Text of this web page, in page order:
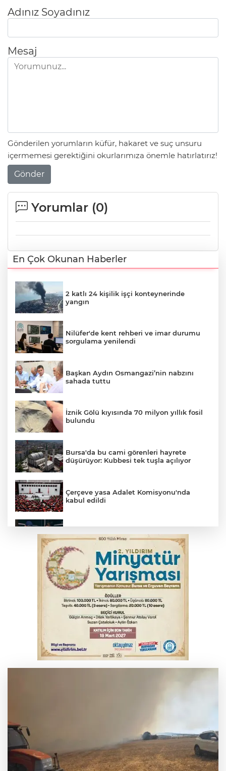
Adınız Soyadınız
Mesaj
Gönderilen yorumların küfür, hakaret ve suç unsuru
içermemesi gerektiğini okurlarımıza önemle hatırlatırız!
Gönder
Yorumlar (0)
En Çok Okunan Haberler
2 katlı 24 kişilik işçi konteynerinde
yangın
Nilüfer'de kent rehberi ve imar durumu
sorgulama yenilendi
Başkan Aydın Osmangazi’nin nabzını
sahada tuttu
İznik Gölü kıyısında 70 milyon yıllık fosil
bulundu
Bursa'da bu cami görenleri hayrete
düşürüyor: Kubbesi tek tuşla açılıyor
Çerçeve yasa Adalet Komisyonu'nda
kabul edildi
kişi tutuklandı
İnegöl’de yangın paniği! Apartmana
sıçrayan alevler söndürüldü
Büyükşehir Harmancık'ta da yolları
yeniliyor
Serbest piyasada döviz fiyatları